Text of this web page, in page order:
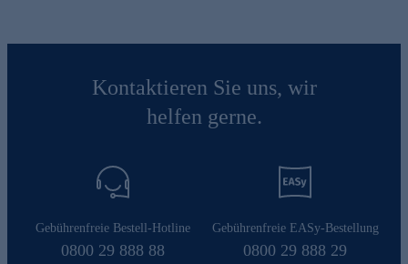
Kontaktieren Sie uns, wir
helfen gerne.
Gebührenfreie Bestell-Hotline
0800 29 888 88
Gebührenfreie EASy-Bestellung
0800 29 888 29